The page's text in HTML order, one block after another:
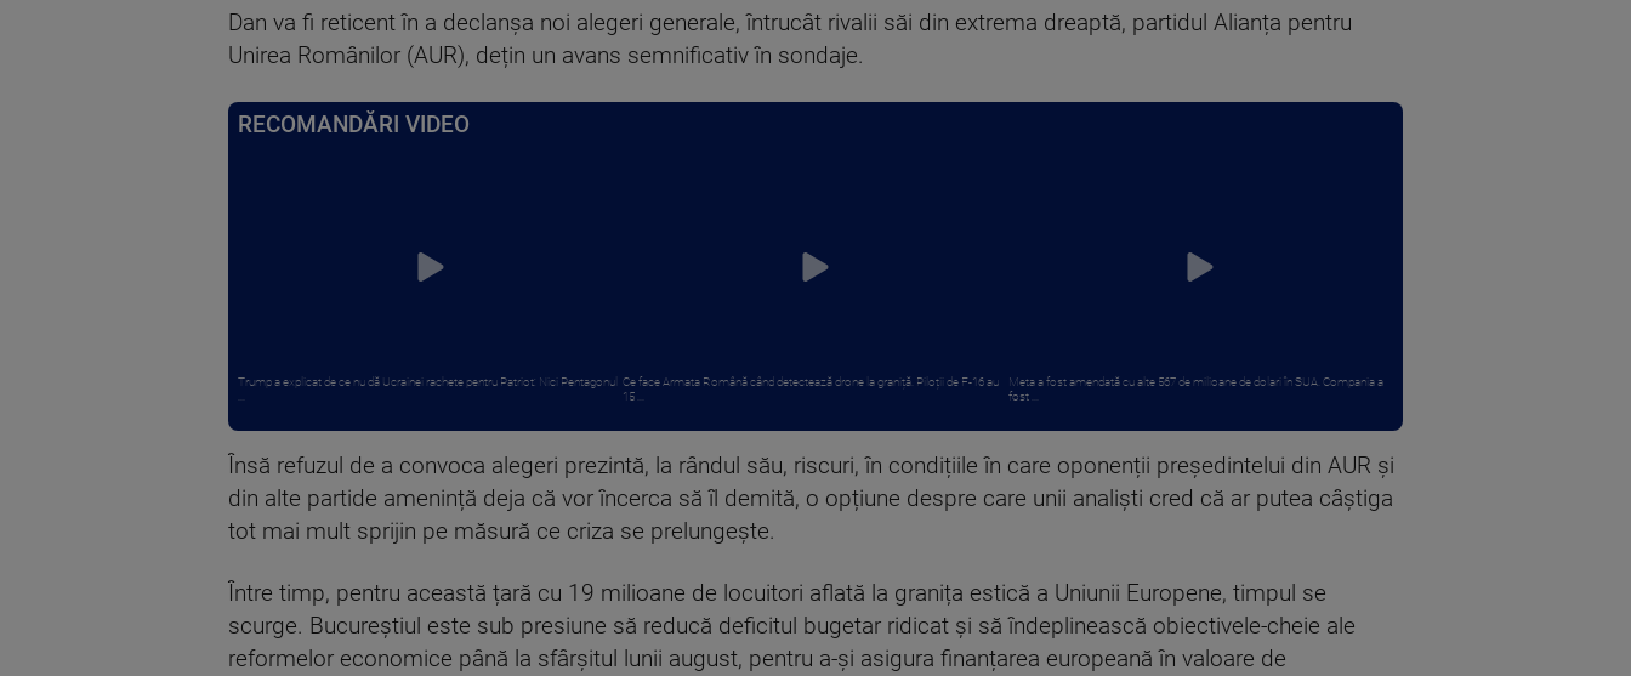
Dan va fi reticent în a declanșa noi alegeri generale, întrucât rivalii săi din extrema dreaptă, partidul Alianța pentru
Unirea Românilor (AUR), dețin un avans semnificativ în sondaje.
RECOMANDĂRI VIDEO
Trump a explicat de ce nu dă Ucrainei rachete pentru Patriot: Nici Pentagonul Ce face Armata Română când detectează drone la graniță. Piloții de F-16 au
15 ...
Meta a fost amendată cu alte 567 de milioane de dolari în SUA. Compania a
fost ...
Însă refuzul de a convoca alegeri prezintă, la rândul său, riscuri, în condițiile în care oponenții președintelui din AUR și
din alte partide amenință deja că vor încerca să îl demită, o opțiune despre care unii analiști cred că ar putea câștiga
tot mai mult sprijin pe măsură ce criza se prelungește.
Între timp, pentru această țară cu 19 milioane de locuitori aflată la granița estică a Uniunii Europene, timpul se
scurge. Bucureștiul este sub presiune să reducă deficitul bugetar ridicat și să îndeplinească obiectivele-cheie ale
reformelor economice până la sfârșitul lunii august, pentru a-și asigura finanțarea europeană în valoare de